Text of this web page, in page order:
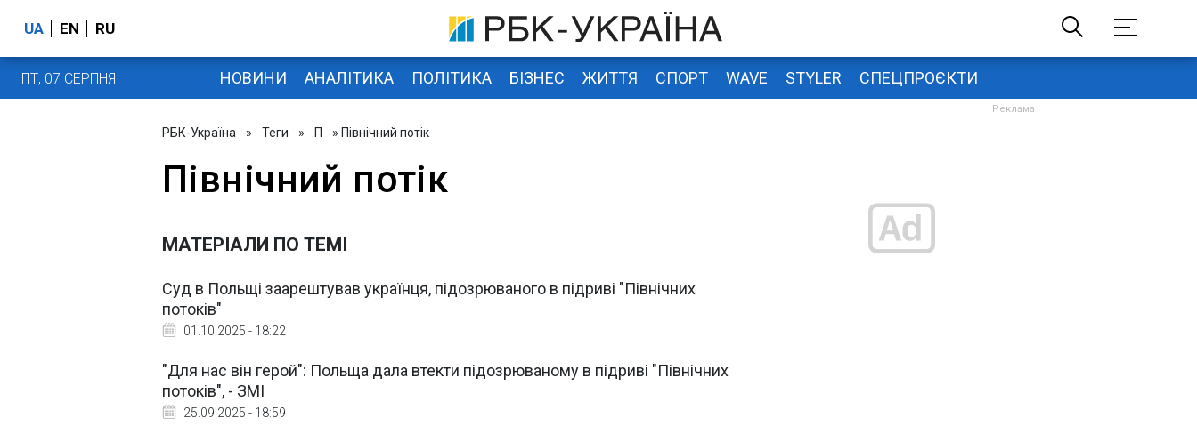
UA EN RU
ПТ, 07 СЕРПНЯ НОВИНИ АНАЛІТИКА ПОЛІТИКА БІЗНЕС ЖИТТЯ СПОРТ WAVE STYLER СПЕЦПРОЄКТИ
РБК-Україна » Теги » П » Північний потік
Північний потік
МАТЕРІАЛИ ПО ТЕМІ
Суд в Польщі заарештував українця, підозрюваного в підриві "Північних
потоків"
01.10.2025 - 18:22
"Для нас він герой": Польща дала втекти підозрюваному в підриві "Північних
потоків", - ЗМІ
25.09.2025 - 18:59